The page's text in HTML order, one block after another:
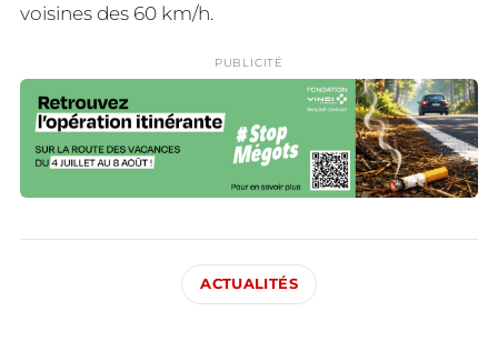
voisines des 60 km/h.
PUBLICITÉ
ACTUALITÉS